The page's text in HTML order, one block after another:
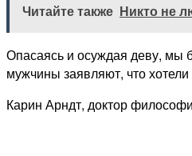
Читайте также Никто не
Опасаясь и осуждая деву, мы
мужчины заявляют, что
Карин Арндт, доктор